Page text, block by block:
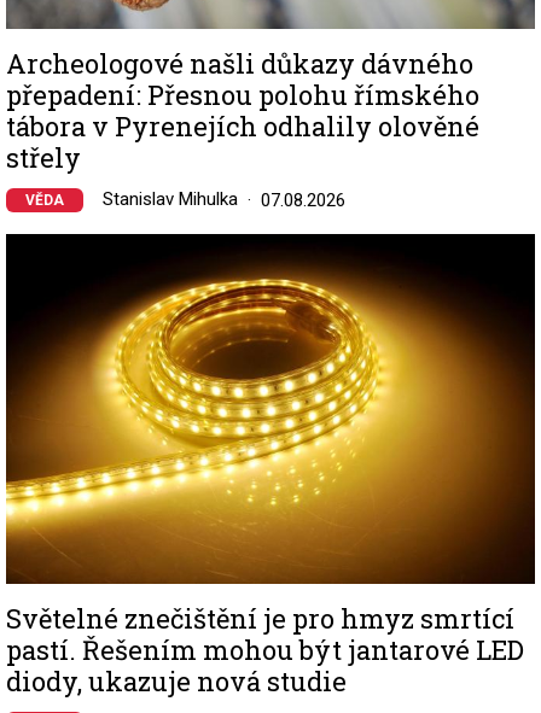
Archeologové našli důkazy dávného
přepadení: Přesnou polohu římského
tábora v Pyrenejích odhalily olověné
střely
VĚDA Stanislav Mihulka 07.08.2026
Světelné znečištění je pro hmyz smrtící
pastí. Řešením mohou být jantarové LED
diody, ukazuje nová studie